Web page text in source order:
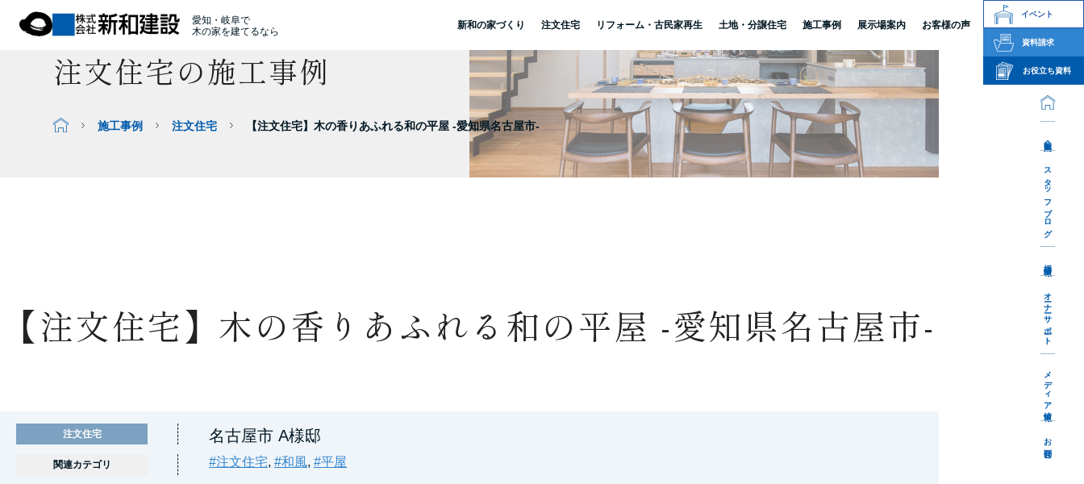
愛知・岐阜で
木の家を建てるなら
新和の家づくり 注文住宅 リフォーム・古民家再生 土地・分譲住宅 施工事例 展示場案内 お客様の声
イベント
資料請求
お役立ち資料
スタッフブログ
オーナーサポート
メディア情報
お問合せ
注文住宅の施工事例
施工事例 注文住宅 【注文住宅】木の香りあふれる和の平屋 -愛知県名古屋市-
【注文住宅】木の香りあふれる和の平屋 -愛知県名古屋市-
注文住宅 名古屋市 A様邸
関連カテゴリ #注文住宅, #和風, #平屋